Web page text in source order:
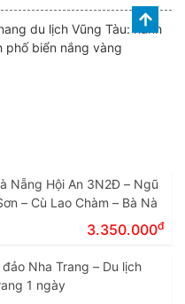
du lịch Vũng Tàu: hành
phố biển nắng vàng
Nẵng Hội An 3N2Đ – Ngũ
– Cù Lao Chàm – Bà Nà
3.350.000đ
Nha Trang – Du lịch
1 ngày